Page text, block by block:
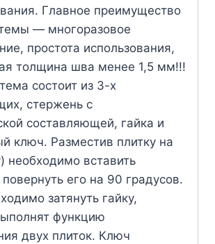
Главное преимущество
— многоразовое
простота использования,
толщина шва менее 1,5 мм!!!
состоит из 3-х
стержень с
составляющей, гайка и
ключ. Разместив плитку на
необходимо вставить
его на 90 градусов.
затянуть гайку,
функцию
двух плиток. Ключ